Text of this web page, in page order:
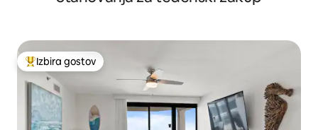
Najbolj priljubljena prenočišča z značko »Izbira gostov«
Izbira gostov